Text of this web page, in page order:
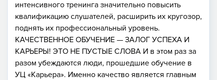
интенсивного тренинга значительно повысить
квалификацию слушателей, расширить их кругозор,
поднять их профессиональный уровень.
КАЧЕСТВЕННОЕ ОБУЧЕНИЕ — ЗАЛОГ УСПЕХА И
КАРЬЕРЫ! ЭТО НЕ ПУСТЫЕ СЛОВА И в этом раз за
разом убеждаются люди, прошедшие обучение в
УЦ «Карьера». Именно качество является главным